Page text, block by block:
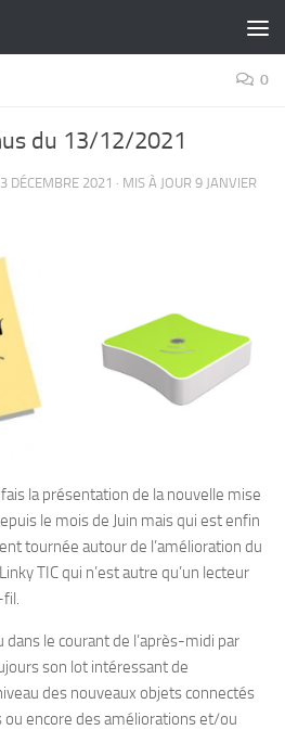
0
du 13/12/2021
DÉCEMBRE 2021 · MIS À JOUR 9 JANVIER
la présentation de la nouvelle mise
le mois de Juin mais qui est enfin
tournée autour de l’amélioration du
TIC qui n’est autre qu’un lecteur
dans le courant de l’après-midi par
son lot intéressant de
des nouveaux objets connectés
encore des améliorations et/ou